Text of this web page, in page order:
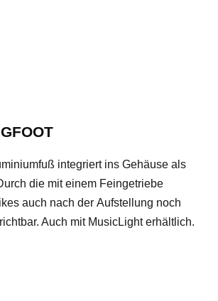
integriert ins Gehäuse als
die mit einem Feingetriebe
auch nach der Aufstellung noch
Auch mit MusicLight erhältlich.